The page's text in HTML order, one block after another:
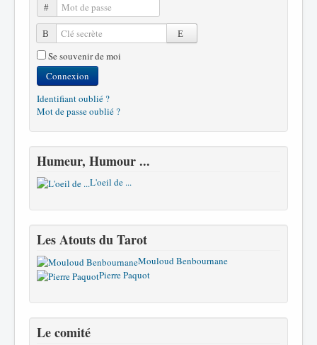
Mot de passe
Clé secrète
Se souvenir de moi
Connexion
Identifiant oublié ?
Mot de passe oublié ?
Humeur, Humour ...
L'oeil de ...
Les Atouts du Tarot
Mouloud Benbournane
Pierre Paquot
Le comité